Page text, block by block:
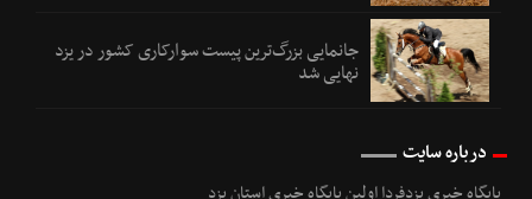
جانمایی بزرگ‌ترین پیست سوارکاری کشور در یزد
نهایی شد
درباره سایت